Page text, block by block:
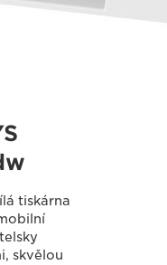
tiskárna
skvělou